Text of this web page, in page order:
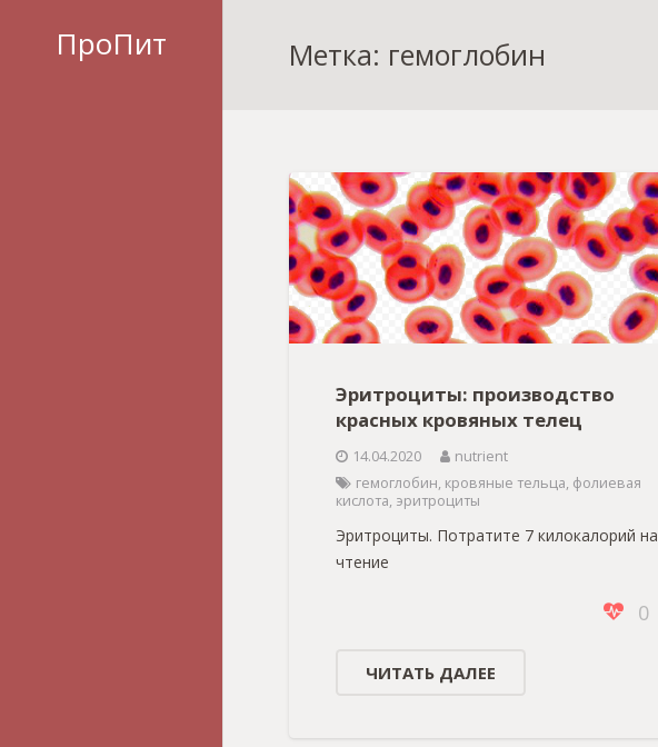
ПроПит Метка: гемоглобин
Эритроциты: производство
красных кровяных телец
14.04.2020
nutrient
гемоглобин, кровяные тельца, фолиевая
кислота, эритроциты
Эритроциты. Потратите 7 килокалорий на
чтение
0
ЧИТАТЬ ДАЛЕЕ